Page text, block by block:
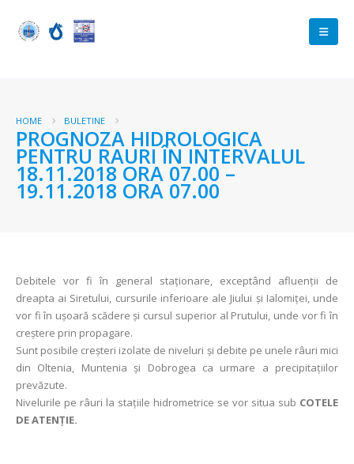
HOME BULETINE
PROGNOZA HIDROLOGICA
PENTRU RAURI ÎN INTERVALUL
18.11.2018 ORA 07.00 –
19.11.2018 ORA 07.00
Debitele vor fi în general staționare, exceptând afluenţii de
dreapta ai Siretului, cursurile inferioare ale Jiului și Ialomiței, unde
vor fi în uşoară scădere și cursul superior al Prutului, unde vor fi în
creștere prin propagare.
Sunt posibile creşteri izolate de niveluri şi debite pe unele râuri mici
din Oltenia, Muntenia și Dobrogea ca urmare a precipitaţiilor
prevăzute.
Nivelurile pe râuri la staţiile hidrometrice se vor situa sub COTELE
DE ATENŢIE.